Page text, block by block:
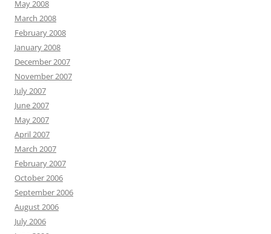
May 2008
March 2008
February 2008
January 2008
December 2007
November 2007
July 2007
June 2007
May 2007
April 2007
March 2007
February 2007
October 2006
September 2006
August 2006
July 2006